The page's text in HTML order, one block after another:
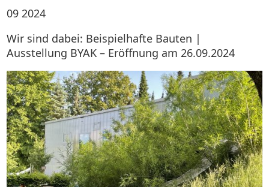
09 2024
Wir sind dabei: Beispielhafte Bauten |
Ausstellung BYAK – Eröffnung am 26.09.2024